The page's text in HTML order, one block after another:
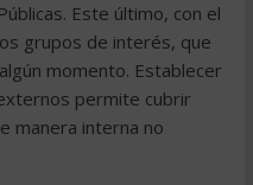
Este último, con el
grupos de interés, que
momento. Establecer
permite cubrir
manera interna no